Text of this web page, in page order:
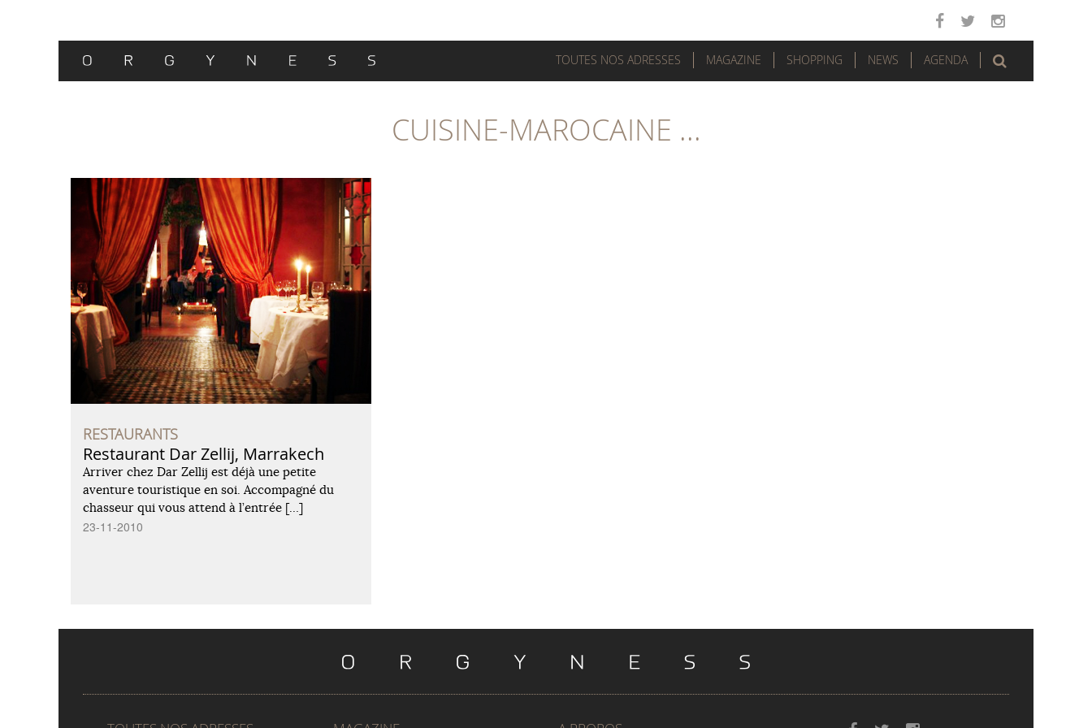
TOUTES NOS ADRESSES MAGAZINE SHOPPING NEWS AGENDA
CUISINE-MAROCAINE ...
RESTAURANTS
Restaurant Dar Zellij, Marrakech
Arriver chez Dar Zellij est déjà une petite
aventure touristique en soi. Accompagné du
chasseur qui vous attend à l’entrée […]
23-11-2010